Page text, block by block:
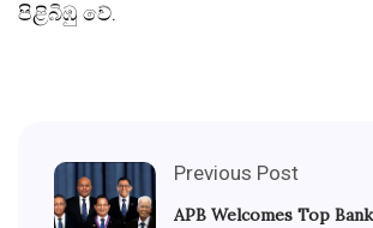
පිළිබිඹු වේ.
Previous Post
APB Welcomes Top